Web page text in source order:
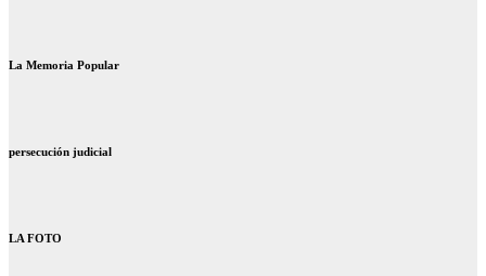
La Memoria Popular
persecución judicial
LA FOTO